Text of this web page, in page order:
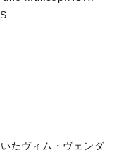
たヴィム・ヴェンダ